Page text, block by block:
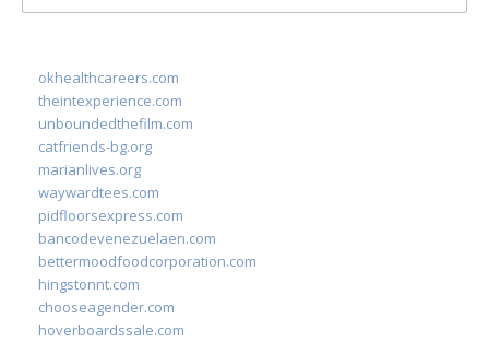
for:
okhealthcareers.com
theintexperience.com
unboundedthefilm.com
catfriends-bg.org
marianlives.org
waywardtees.com
pidfloorsexpress.com
bancodevenezuelaen.com
bettermoodfoodcorporation.com
hingstonnt.com
chooseagender.com
hoverboardssale.com